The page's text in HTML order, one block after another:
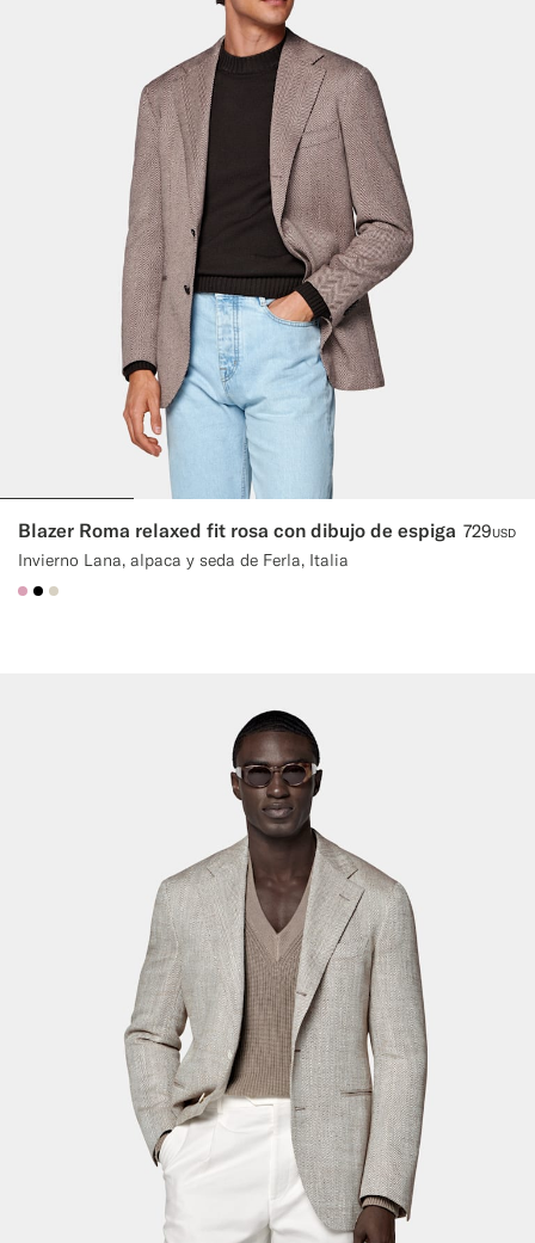
Blazer Roma relaxed fit rosa con dibujo de espiga
Invierno Lana, alpaca y seda de Ferla, Italia
729USD
#DAA1B6
#000000
#D7D1C3